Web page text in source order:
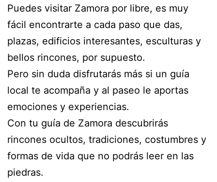
Puedes visitar Zamora por libre, es muy
fácil encontrarte a cada paso que das,
plazas, edificios interesantes, esculturas y
bellos rincones, por supuesto.
Pero sin duda disfrutarás más si un guía
local te acompaña y al paseo le aportas
emociones y experiencias.
Con tu guía de Zamora descubrirás
rincones ocultos, tradiciones, costumbres y
formas de vida que no podrás leer en las
piedras.